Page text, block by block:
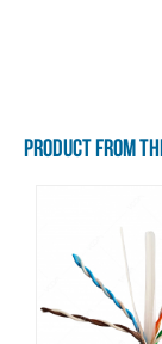
PRODUCT FROM